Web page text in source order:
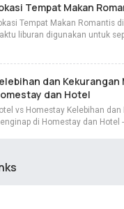
Tempat Makan
Tempat Makan Romantis
liburan digunakan untuk
dan Kekurangan
dan Hotel
vs Homestay Kelebihan dan
di Homestay dan Hotel